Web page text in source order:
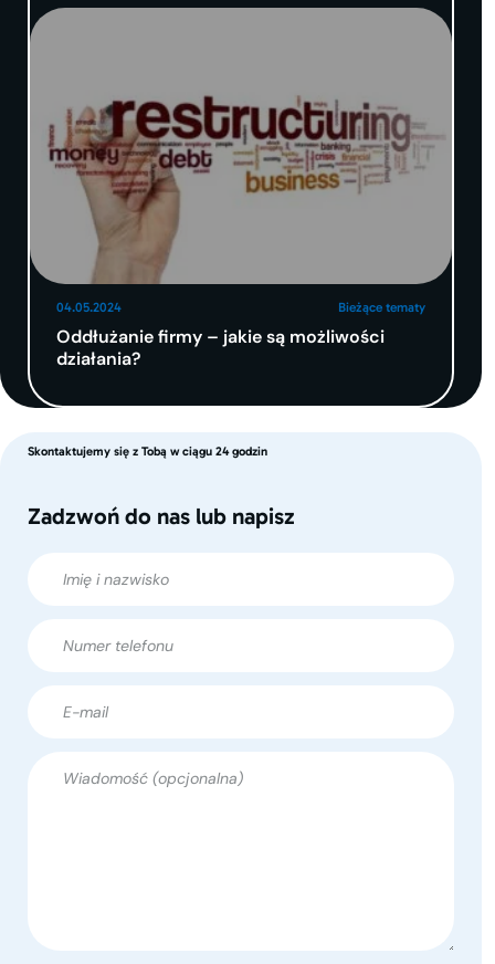
04.05.2024 Bieżące tematy
Oddłużanie firmy – jakie są możliwości
działania?
Skontaktujemy się z Tobą w ciągu 24 godzin
Zadzwoń do nas lub napisz